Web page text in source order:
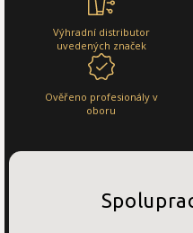
Výhradní distributor
uvedených značek
Ověřeno profesionály v
oboru